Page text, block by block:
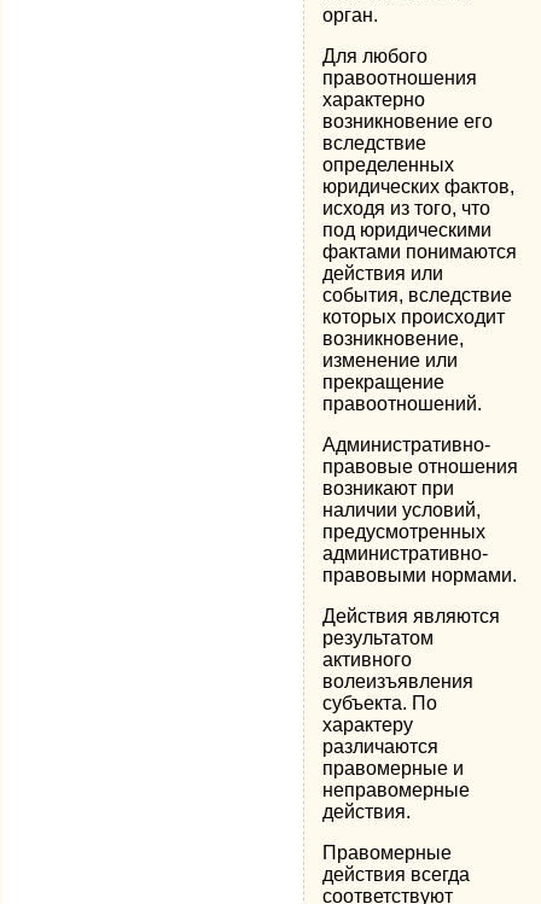
орган.
Для любого
правоотношения
характерно
возникновение его
вследствие
определенных
юридических фактов,
исходя из того, что
под юридическими
фактами понимаются
действия или
события, вследствие
которых происходит
возникновение,
изменение или
прекращение
правоотношений.
Административно-
правовые отношения
возникают при
наличии условий,
предусмотренных
административно-
правовыми нормами.
Действия являются
результатом
активного
волеизъявления
субъекта. По
характеру
различаются
правомерные и
неправомерные
действия.
Правомерные
действия всегда
соответствуют